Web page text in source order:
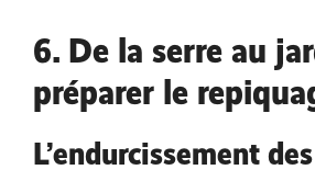
6. De la serre au
préparer le
L’endurcissement